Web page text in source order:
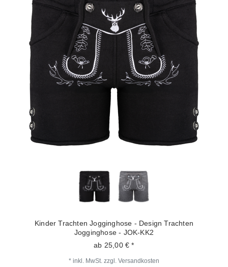
Kinder Trachten Jogginghose - Design Trachten
Jogginghose - JOK-KK2
ab 25,00 € *
* inkl. MwSt. zzgl. Versandkosten